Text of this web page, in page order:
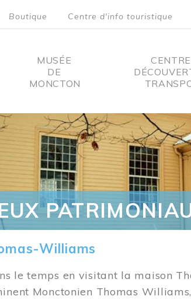
Boutique Centre d'info touristique
MUSÉE
DE
MONCTON
Williams
le temps en visitant la maison
Monctonien Thomas